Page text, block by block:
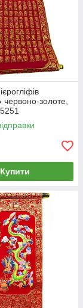
червоно-золоте,
Купити